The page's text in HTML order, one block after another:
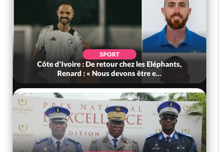
SPORT
Côte d'Ivoire : De retour chez les Eléphants,
Renard : « Nous devons être e...